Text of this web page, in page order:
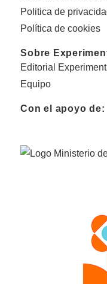
Politica de
Política de cookies
Sobre
Editorial
Equipo
Con el apoyo de: